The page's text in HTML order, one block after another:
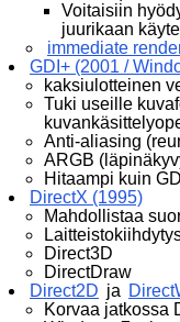
Voitaisiin
juurikaan
immediate
GDI+ (2001 /
kaksiulotteinen
Tuki useille
Anti-aliasing
ARGB
Hitaampi kuin
DirectX (1995)
Mahdollistaa
Direct3D
DirectDraw
Direct2D ja
Korvaa jatkossa